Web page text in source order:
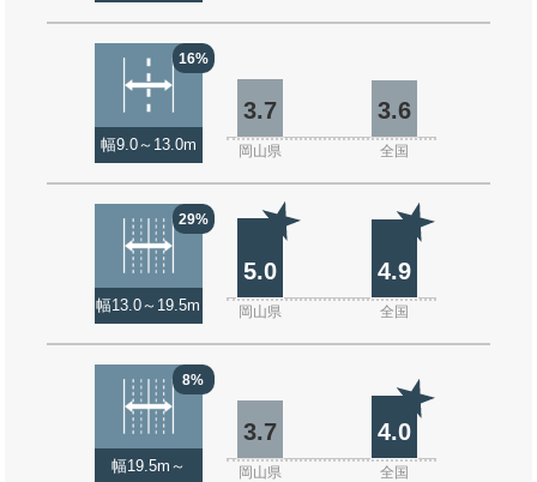
16%
幅9.0～13.0m
3.7 3.6
岡山県 全国
29%
幅13.0～19.5m
5.0 4.9
岡山県 全国
8%
幅19.5m～
3.7 4.0
岡山県 全国